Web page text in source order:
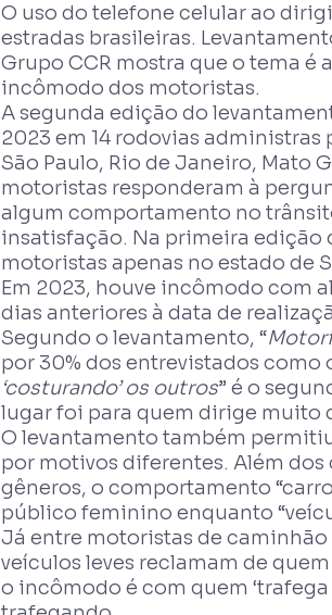
O uso do telefone celular ao
estradas brasileiras.
Grupo CCR mostra que o tema
incômodo dos motoristas.
A segunda edição do
2023 em 14 rodovias
São Paulo, Rio de Janeiro, Mato
motoristas responderam à
algum comportamento no
insatisfação. Na primeira edição
motoristas apenas no estado de
Em 2023, houve incômodo com
dias anteriores à data de
Segundo o levantamento, “
por 30% dos entrevistados como
‘costurando’ os outros” é o
lugar foi para quem dirige muito
O levantamento também
por motivos diferentes. Além
gêneros, o comportamento
público feminino enquanto
Já entre motoristas de caminhão
veículos leves reclamam de
o incômodo é com quem